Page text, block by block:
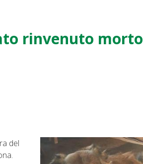
rinvenuto morto
del